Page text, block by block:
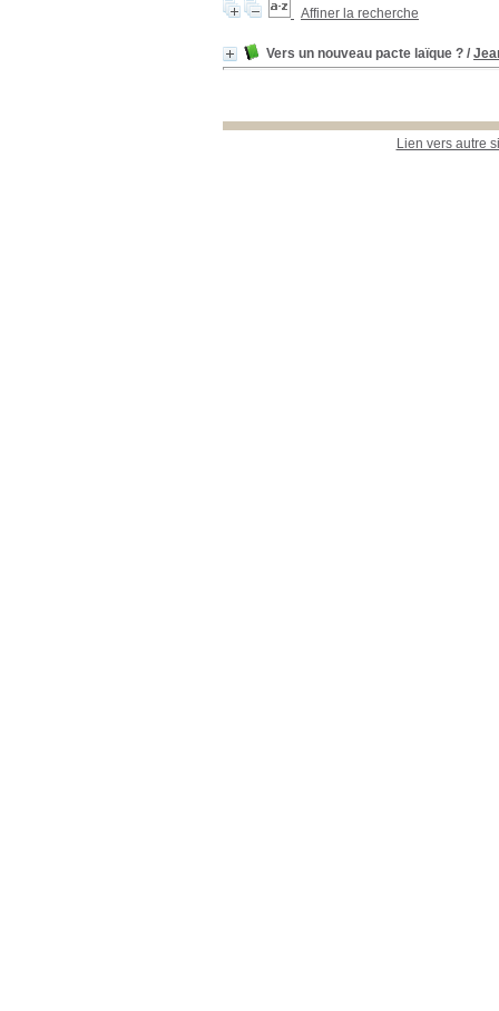
Affiner la recherche
Vers un nouveau pacte laïque ? /
Lien vers autre